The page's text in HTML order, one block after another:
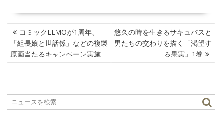
投
稿
ナ
ビ
シ
ョ
コミックELMOが1周年、
「組長娘と世話係」などの複製
原画当たるキャンペーン実施
悠久の時を生きるサキュバスと
男たちの交わりを描く「渇望す
る果実」1巻